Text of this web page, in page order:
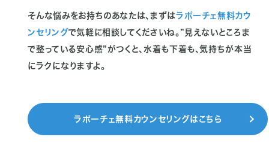
そんな悩みをお持ちのあなたは、まずはラポーチェ無料カウ
ンセリングで気軽に相談してくださいね。”見えないところま
で整っている安心感”がつくと、水着も下着も、気持ちが本当
にラクになりますよ。
ラポーチェ無料カウンセリングはこちら